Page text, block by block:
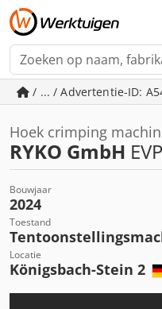
/ ... / Advertentie-ID:
Hoek crimping
RYKO GmbH
Bouwjaar
2024
Toestand
Locatie
Königsbach-Stein 2